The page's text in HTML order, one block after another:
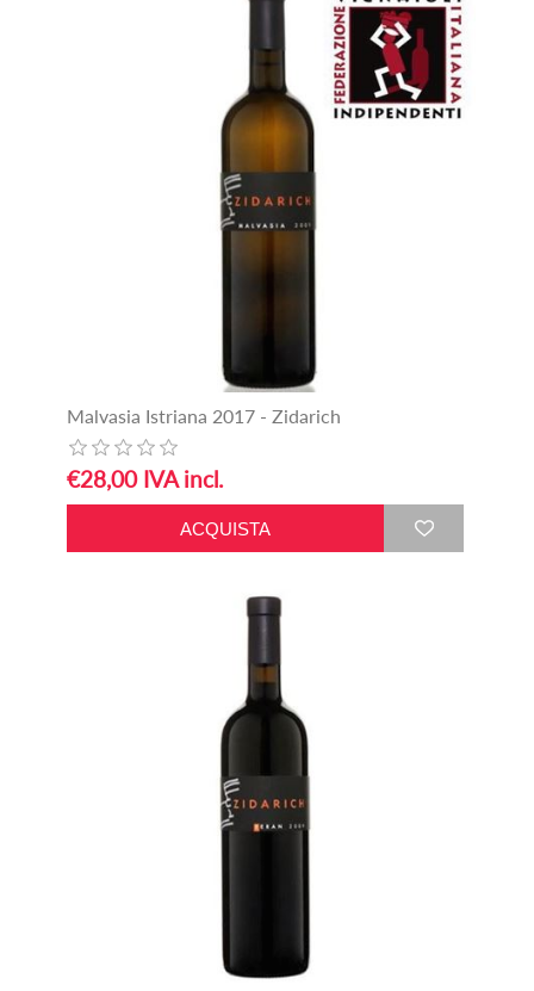
Malvasia Istriana 2017 - Zidarich
€28,00 IVA incl.